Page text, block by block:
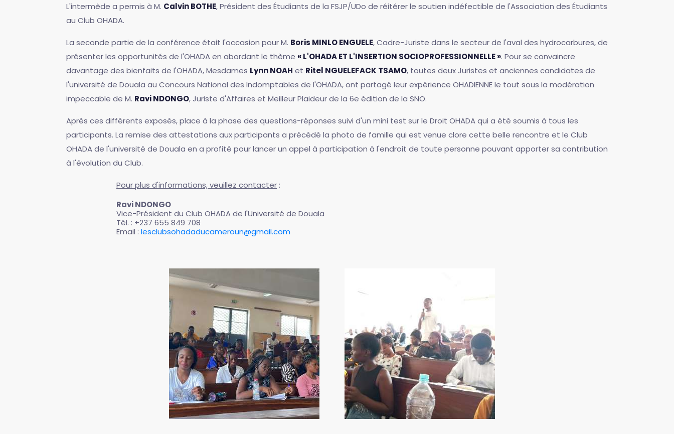
L'intermède a permis à M. Calvin BOTHE, Président des Étudiants de la FSJP/UDo de réitérer le soutien indéfectible de l'Association des Étudiants
au Club OHADA.
La seconde partie de la conférence était l'occasion pour M. Boris MINLO ENGUELE, Cadre-Juriste dans le secteur de l'aval des hydrocarbures, de
présenter les opportunités de l'OHADA en abordant le thème « L'OHADA ET L'INSERTION SOCIOPROFESSIONNELLE ». Pour se convaincre
davantage des bienfaits de l'OHADA, Mesdames Lynn NOAH et Ritel NGUELEFACK TSAMO, toutes deux Juristes et anciennes candidates de
l'université de Douala au Concours National des Indomptables de l'OHADA, ont partagé leur expérience OHADIENNE le tout sous la modération
impeccable de M. Ravi NDONGO, Juriste d'Affaires et Meilleur Plaideur de la 6e édition de la SNO.
Après ces différents exposés, place à la phase des questions-réponses suivi d'un mini test sur le Droit OHADA qui a été soumis à tous les
participants. La remise des attestations aux participants a précédé la photo de famille qui est venue clore cette belle rencontre et le Club
OHADA de l'université de Douala en a profité pour lancer un appel à participation à l'endroit de toute personne pouvant apporter sa contribution
à l'évolution du Club.
Pour plus d'informations, veuillez contacter :
Ravi NDONGO
Vice-Président du Club OHADA de l'Université de Douala
Tél. : +237 655 849 708
Email : lesclubsohadaducameroun@gmail.com